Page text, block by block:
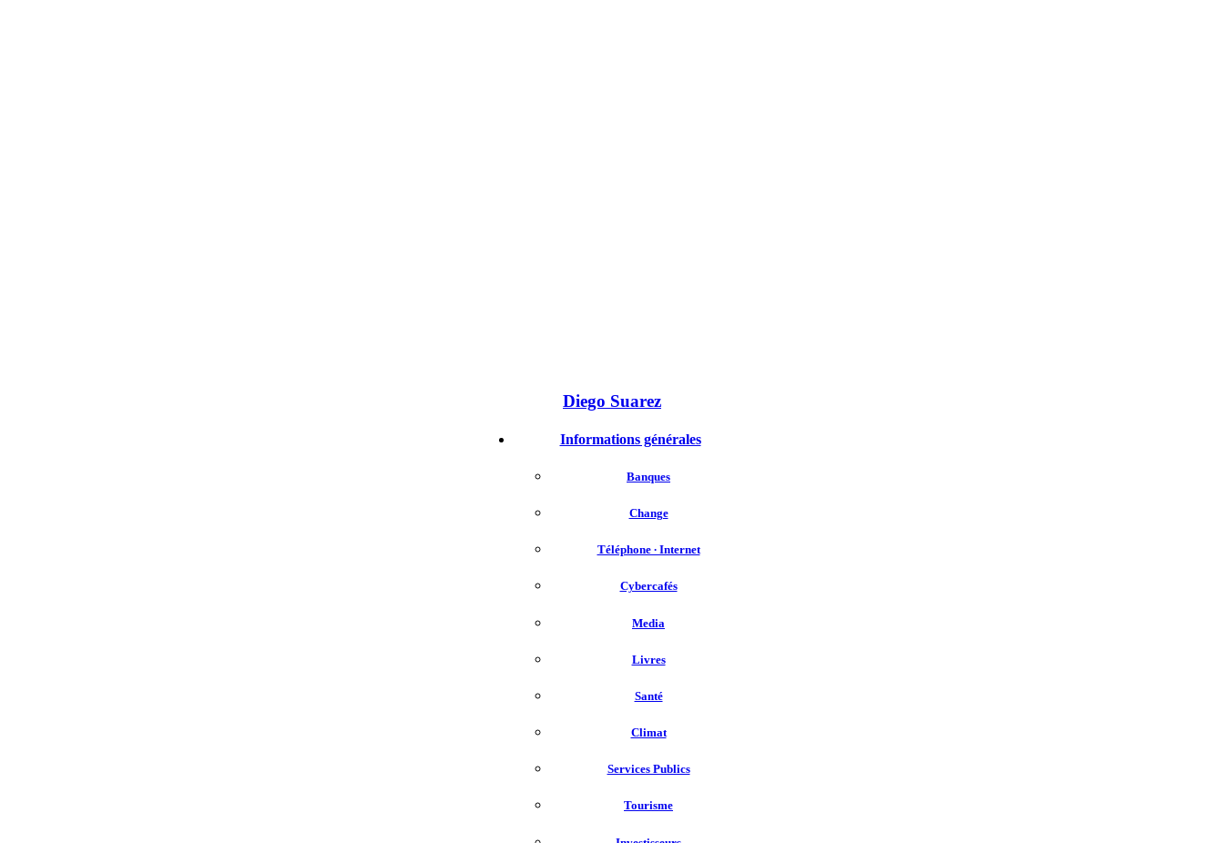
Diego Suarez
Informations générales
Banques
Change
Téléphone ∙ Internet
Cybercafés
Media
Livres
Santé
Climat
Services Publics
Tourisme